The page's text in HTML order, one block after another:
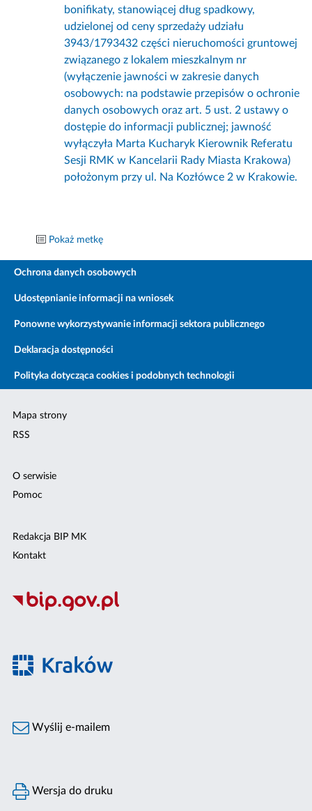
bonifikaty, stanowiącej dług spadkowy,
udzielonej od ceny sprzedaży udziału
3943/1793432 części nieruchomości gruntowej
związanego z lokalem mieszkalnym nr
(wyłączenie jawności w zakresie danych
osobowych: na podstawie przepisów o ochronie
danych osobowych oraz art. 5 ust. 2 ustawy o
dostępie do informacji publicznej; jawność
wyłączyła Marta Kucharyk Kierownik Referatu
Sesji RMK w Kancelarii Rady Miasta Krakowa)
położonym przy ul. Na Kozłówce 2 w Krakowie.
Pokaż metkę
Ochrona danych osobowych
Udostępnianie informacji na wniosek
Ponowne wykorzystywanie informacji sektora publicznego
Deklaracja dostępności
Polityka dotycząca cookies i podobnych technologii
Mapa strony
RSS
O serwisie
Pomoc
Redakcja BIP MK
Kontakt
Wyślij e-mailem
Wersja do druku